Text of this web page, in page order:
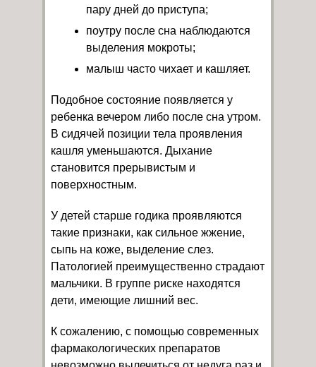
пару дней до приступа;
поутру после сна наблюдаются
выделения мокроты;
малыш часто чихает и кашляет.
Подобное состояние появляется у
ребенка вечером либо после сна утром.
В сидячей позиции тела проявления
кашля уменьшаются. Дыхание
становится прерывистым и
поверхностным.
У детей старше годика проявляются
такие признаки, как сильное жжение,
сыпь на коже, выделение слез.
Патологией преимущественно страдают
мальчики. В группе риске находятся
дети, имеющие лишний вес.
К сожалению, с помощью современных
фармакологических препаратов